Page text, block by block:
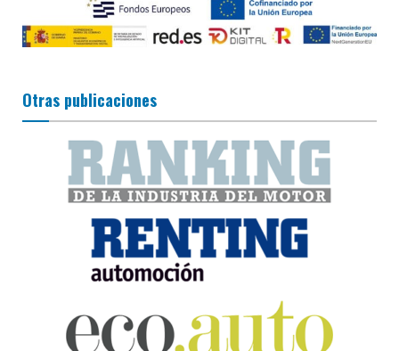
Otras publicaciones